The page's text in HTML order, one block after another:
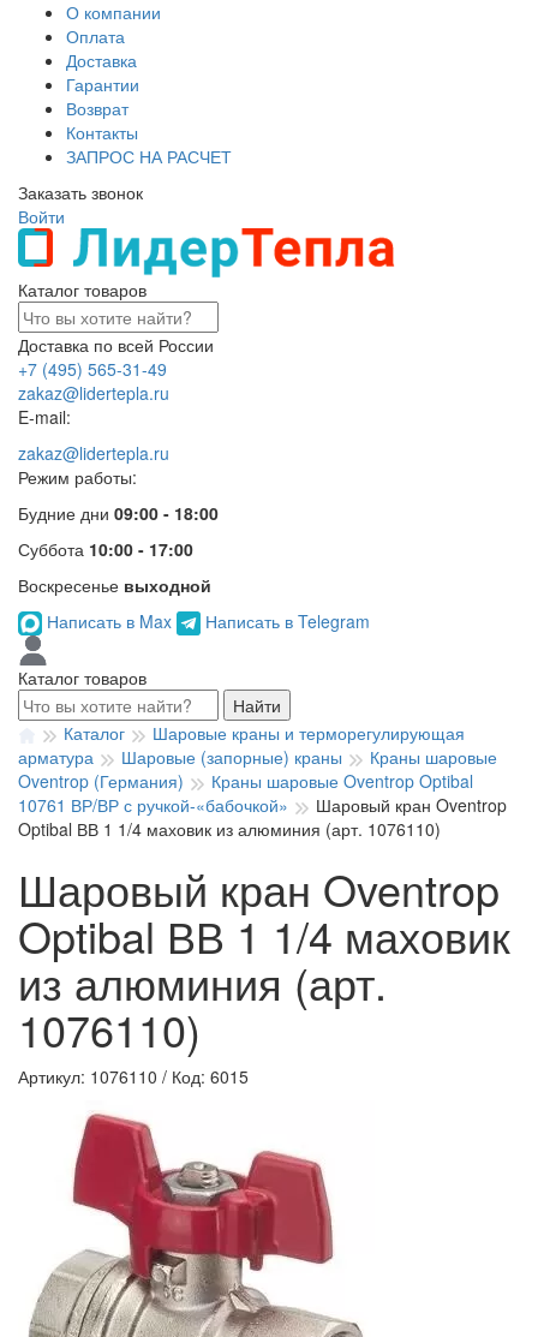
О компании
Оплата
Доставка
Гарантии
Возврат
Контакты
ЗАПРОС НА РАСЧЕТ
Заказать звонок
Войти
Каталог товаров
Доставка по всей России
+7 (495) 565-31-49
zakaz@lidertepla.ru
E-mail:
zakaz@lidertepla.ru
Режим работы:
Будние дни 09:00 - 18:00
Суббота 10:00 - 17:00
Воскресенье выходной
Написать в Max
Написать в Telegram
Каталог товаров
Найти
Каталог
Шаровые краны и терморегулирующая
арматура
Шаровые (запорные) краны
Краны шаровые
Oventrop (Германия)
Краны шаровые Oventrop Optibal
10761 ВР/ВР с ручкой-«бабочкой»
Шаровый кран Oventrop
Optibal ВВ 1 1/4 маховик из алюминия (арт. 1076110)
Шаровый кран Oventrop
Optibal ВВ 1 1/4 маховик
из алюминия (арт.
1076110)
Артикул: 1076110 / Код: 6015